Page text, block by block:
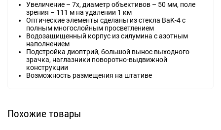
Увеличение – 7x, диаметр объективов – 50 мм, поле
зрения – 111 м на удалении 1 км
Оптические элементы сделаны из стекла BaK-4 с
полным многослойным просветлением
Водозащищенный корпус из силумина с азотным
наполнением
Подстройка диоптрий, большой вынос выходного
зрачка, наглазники поворотно-выдвижной
конструкции
Возможность размещения на штативе
Похожие товары